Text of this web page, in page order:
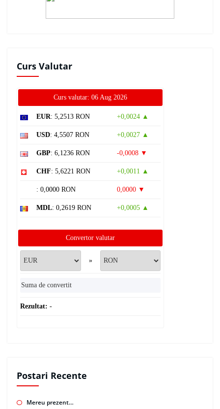
Curs Valutar
Curs valutar: 06 Aug 2026
EUR: 5,2513 RON +0,0024 ▲
USD: 4,5507 RON +0,0027 ▲
GBP: 6,1236 RON -0,0008 ▼
CHF: 5,6221 RON +0,0011 ▲
: 0,0000 RON 0,0000 ▼
MDL: 0,2619 RON +0,0005 ▲
Convertor valutar
»
Rezultat: -
Postari Recente
Mereu prezent…